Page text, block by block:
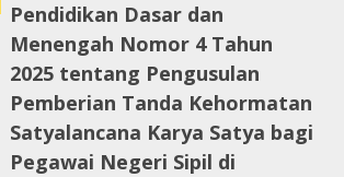
Pendidikan Dasar dan
Menengah Nomor 4 Tahun
2025 tentang Pengusulan
Pemberian Tanda Kehormatan
Satyalancana Karya Satya bagi
Pegawai Negeri Sipil di